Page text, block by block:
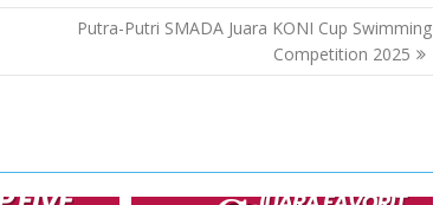
Putra-Putri SMADA Juara KONI Cup Swimming
Competition 2025